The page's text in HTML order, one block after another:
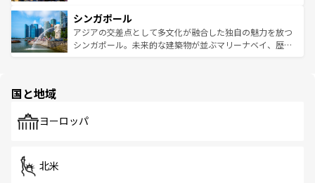
参照してほしい。
激する。気候は一年中温暖で、どの季節にも異なる楽しみ
が待っている。親しみやすいタイの人々、仏教を中心とし
た文化、そして多様な観光資源が、訪れる旅人を魅了し続
み、どこを訪れても感動するはず。観光スポットが密集し
ており、効率よく見どころを回れるのも魅力。息をのむよ
うな絶景から文化的な体験まで、香港を存分に楽しみ尽く
シンガポール
アジアの交差点として多文化が融合した独自の魅力を放つ
シンガポール。未来的な建築物が並ぶマリーナベイ、歴史
で、ホーカーズは地元の風情を楽しめる外せないスポット
国と地域
ヨーロッパ
北米